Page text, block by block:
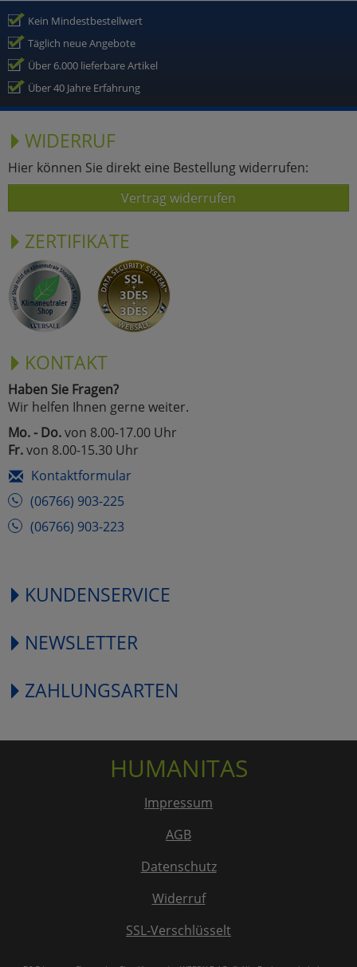
Kein Mindestbestellwert
Täglich neue Angebote
Über 6.000 lieferbare Artikel
Über 40 Jahre Erfahrung
WIDERRUF
Hier können Sie direkt eine Bestellung widerrufen:
Vertrag widerrufen
ZERTIFIKATE
KONTAKT
Haben Sie Fragen?
Wir helfen Ihnen gerne weiter.
Mo. - Do.von 8.00-17.00 Uhr
Fr.von 8.00-15.30 Uhr
Kontaktformular
(06766) 903-225
(06766) 903-223
KUNDENSERVICE
NEWSLETTER
ZAHLUNGSARTEN
HUMANITAS
Impressum
AGB
Datenschutz
Widerruf
SSL-Verschlüsselt